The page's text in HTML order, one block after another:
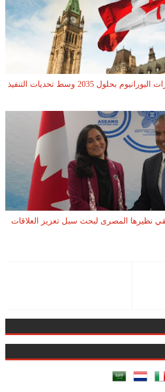
2035 وسط تحديات التنفيذ
نظيرها المصرى لبحث سبل تعزيز العلاقات